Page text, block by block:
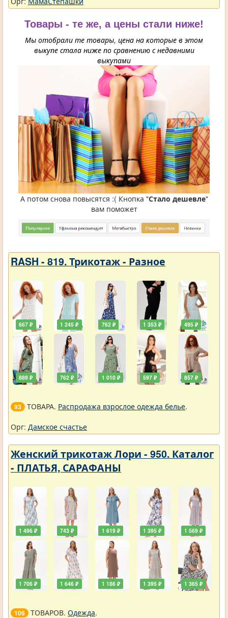
Товары - те же, а цены стали ниже!
Мы отобрали те товары, цена на которые в этом
выкупе стала ниже по сравнению с недавними
выкупами
А потом снова повысятся :( Кнопка "Стало дешевле"
вам поможет
RASH - 819. Трикотаж - Разное
667 ₽
889 ₽
1 245 ₽
762 ₽
762 ₽
1 010 ₽
1 353 ₽
597 ₽
495 ₽
857 ₽
93 ТОВАРА. Распродажа взрослое одежда белье.
Орг: Дамское счастье
Женский трикотаж Лори - 950. Каталог
- ПЛАТЬЯ, САРАФАНЫ
1 496 ₽
1 706 ₽
743 ₽
1 646 ₽
1 619 ₽
1 186 ₽
1 395 ₽
1 395 ₽
1 569 ₽
1 365 ₽
106 ТОВАРОВ. Одежда.